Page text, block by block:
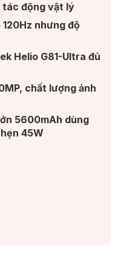
tác động vật lý​
nhưng độ
Helio G81-Ultra đủ
chất lượng ảnh
5600mAh dùng
45W​